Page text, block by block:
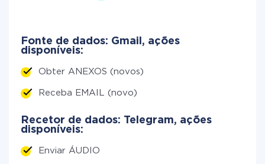
Fonte de dados: Gmail, ações
disponíveis:
Obter ANEXOS (novos)
Receba EMAIL (novo)
Recetor de dados: Telegram, ações
disponíveis:
Enviar ÁUDIO